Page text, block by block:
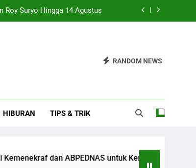
Kembangkan Ekraf Desa
Pemulihan Semakin Kuat
Suryo Hingga 14 Agustus
Menuju Pensiun Ditetapkan
RANDOM NEWS
HIBURAN TIPS & TRIK
untuk Kembangkan Ekraf Desa